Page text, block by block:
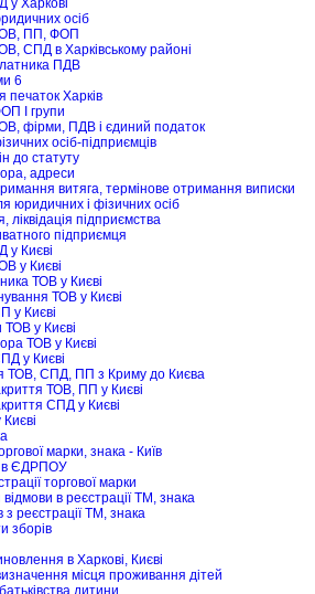
у Харкові
осіб
ПП, ФОП
СПД в Харківському районі
ПДВ
6
печаток Харків
I групи
фірми, ПДВ і єдиний податок
осіб-підприємців
до статуту
адреси
витяга, термінове отримання виписки
юридичних і фізичних осіб
ліквідація підприємства
підприємця
у Києві
у Києві
ТОВ у Києві
ТОВ у Києві
у Києві
ТОВ у Києві
ТОВ у Києві
у Києві
ТОВ, СПД, ПП з Криму до Києва
ТОВ, ПП у Києві
СПД у Києві
марки, знака - Київ
в ЄДРПОУ
торгової марки
в реєстрації ТМ, знака
з реєстрації ТМ, знака
зборів
в Харкові, Києві
місця проживання дітей
дитини